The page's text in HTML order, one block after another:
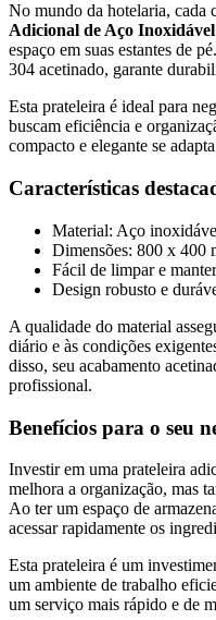
No mundo da hotelaria, cada
Adicional de Aço Inoxidável
espaço em suas estantes de
304 acetinado, garante
Esta prateleira é ideal para
buscam eficiência e
compacto e elegante se
Características
Material: Aço
Dimensões: 800 x 400
Fácil de limpar e manter
Design robusto e
A qualidade do material
diário e às condições
disso, seu acabamento
profissional.
Benefícios para o seu
Investir em uma prateleira
melhora a organização, mas
Ao ter um espaço de
acessar rapidamente os
Esta prateleira é um
um ambiente de trabalho
um serviço mais rápido e de